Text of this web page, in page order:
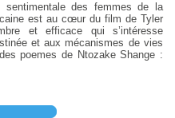
sentimentale des femmes de la
est au cœur du film de Tyler
et efficace qui s’intéresse
et aux mécanismes de vies
poemes de Ntozake Shange :